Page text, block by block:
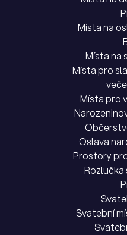
Místa na
Místa na
Místa pro
Místa pro
Oslava
Prostory
Svatební